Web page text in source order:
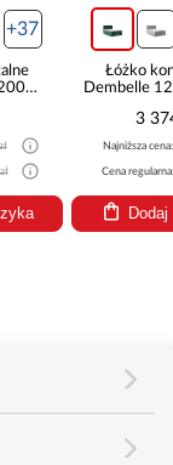
+37
Łóżko
Dembelle
3
Najniższa
Cena